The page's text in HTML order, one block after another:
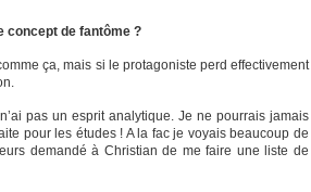
concept de fantôme ?
ça, mais si le protagoniste perd effectivement
pas un esprit analytique. Je ne pourrais jamais
pour les études ! A la fac je voyais beaucoup de
demandé à Christian de me faire une liste de